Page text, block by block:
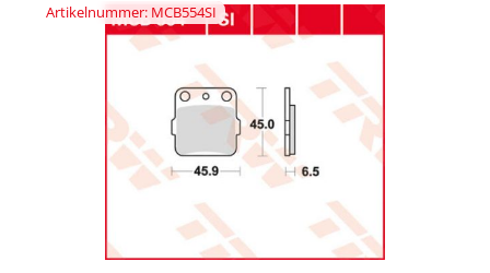
Artikelnummer: MCB554SI